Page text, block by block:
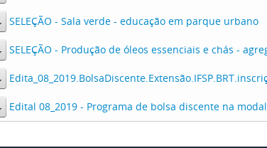
SELEÇÃO - Sala verde - educação em parque urbano
SELEÇÃO - Produção de óleos essenciais e chás -
Edital 08_2019 - Programa de bolsa discente na